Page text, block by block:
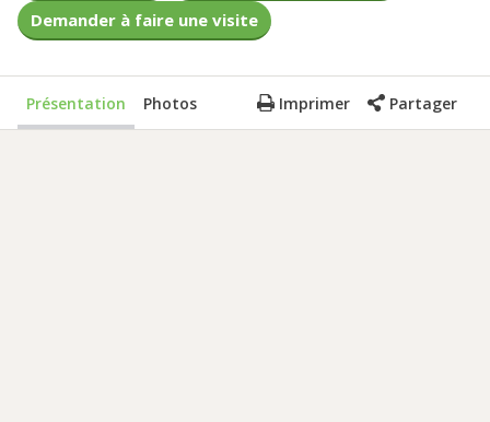
Demander à faire une visite
Présentation Photos Imprimer Partager